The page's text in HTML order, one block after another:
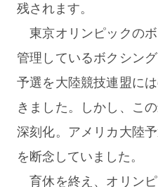
残されます。
東京オリンピックの
管理しているボクシン
予選を大陸競技連盟に
きました。しかし、こ
深刻化。アメリカ大陸
を断念していました。
育休を終え、オリン